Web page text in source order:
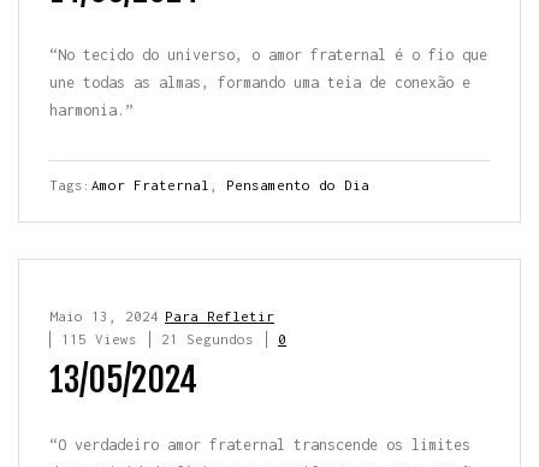
“No tecido do universo, o amor fraternal é o fio que
une todas as almas, formando uma teia de conexão e
harmonia.”
Tags: Amor Fraternal Pensamento do Dia
Para Refletir
Maio 13, 2024
115 Views
21 Segundos 0
13/05/2024
“O verdadeiro amor fraternal transcende os limites